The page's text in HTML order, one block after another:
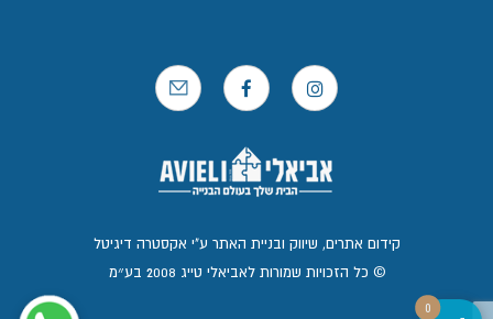
© כל הזכויות שמורות לאביאלי טייג 2008 בע״מ
קידום אתרים, שיווק ובניית האתר ע"י אקסטרה דיגיטל
0